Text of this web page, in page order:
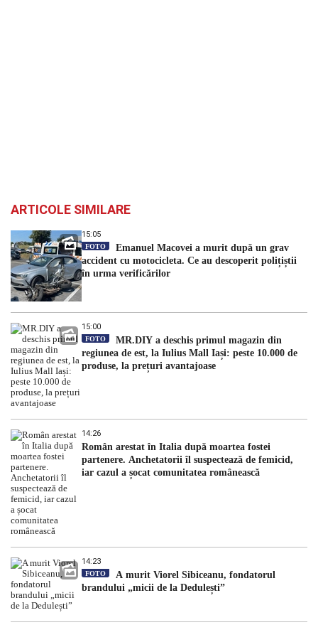
ARTICOLE SIMILARE
15:05
FOTO
Emanuel Macovei a murit după un grav
accident cu motocicleta. Ce au descoperit polițiștii
în urma verificărilor
15:00
FOTO
MR.DIY a deschis primul magazin din
regiunea de est, la Iulius Mall Iași: peste 10.000 de
produse, la prețuri avantajoase
14:26
Român arestat în Italia după moartea fostei
partenere. Anchetatorii îl suspectează de femicid,
iar cazul a șocat comunitatea românească
14:23
FOTO
A murit Viorel Sibiceanu, fondatorul
brandului „micii de la Dedulești”